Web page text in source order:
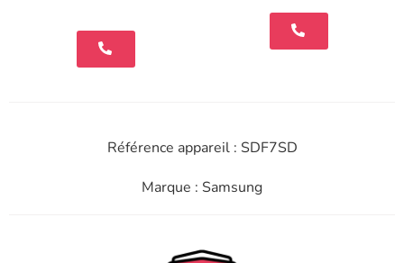
Référence appareil : SDF7SD
Marque : Samsung